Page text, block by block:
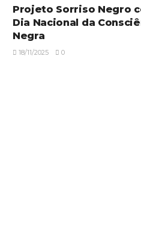
Projeto Sorriso Negro
Dia Nacional da
Negra
18/11/2025 0